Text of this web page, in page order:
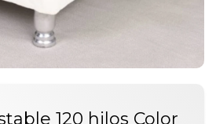
120 hilos Color